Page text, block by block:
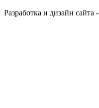
Разработка и дизайн сайта -